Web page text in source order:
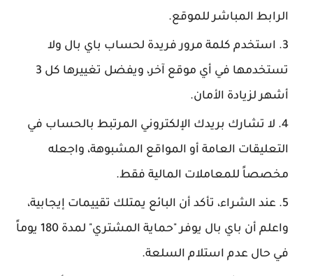
الرابط المباشر للموقع.
استخدم كلمة مرور فريدة لحساب باي بال ولا
تستخدمها في أي موقع آخر، ويفضل تغييرها كل 3
أشهر لزيادة الأمان.
لا تشارك بريدك الإلكتروني المرتبط بالحساب في
التعليقات العامة أو المواقع المشبوهة، واجعله
مخصصاً للمعاملات المالية فقط.
عند الشراء، تأكد أن البائع يمتلك تقييمات إيجابية،
واعلم أن باي بال يوفر "حماية المشتري" لمدة 180 يوماً
في حال عدم استلام السلعة.